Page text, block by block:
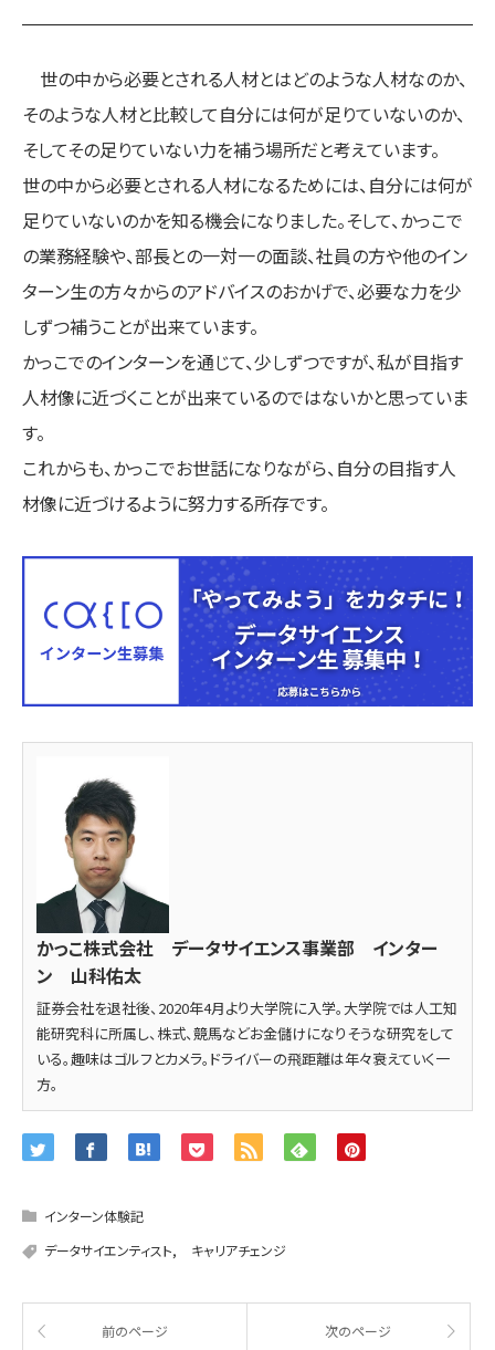
世の中から必要とされる人材とはどのような人材なのか、
そのような人材と比較して自分には何が足りていないのか、
そしてその足りていない力を補う場所だと考えています。
世の中から必要とされる人材になるためには、自分には何が
足りていないのかを知る機会になりました。そして、かっこで
の業務経験や、部長との一対一の面談、社員の方や他のイン
ターン生の方々からのアドバイスのおかげで、必要な力を少
しずつ補うことが出来ています。
かっこでのインターンを通じて、少しずつですが、私が目指す
人材像に近づくことが出来ているのではないかと思っていま
す。
これからも、かっこでお世話になりながら、自分の目指す人
材像に近づけるように努力する所存です。
かっこ株式会社 データサイエンス事業部 インター
ン 山科佑太
証券会社を退社後、2020年4月より大学院に入学。大学院では人工知
能研究科に所属し、株式、競馬などお金儲けになりそうな研究をして
いる。趣味はゴルフとカメラ。ドライバーの飛距離は年々衰えていく一
方。
インターン体験記
データサイエンティスト, キャリアチェンジ
前のページ 次のページ